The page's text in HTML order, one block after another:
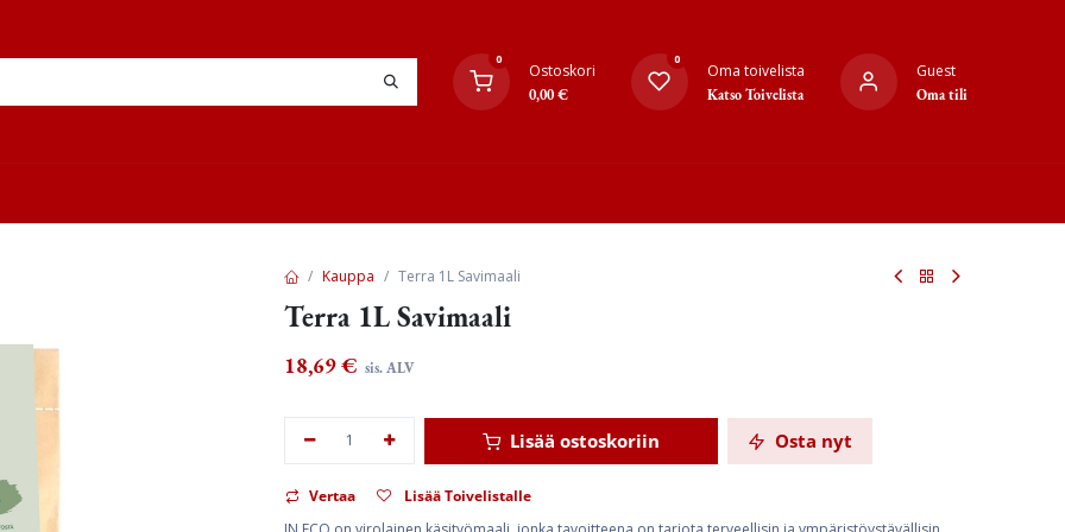
0
Ostoskori
0,00€
0
Oma toivelista
Katso Toivelista
Guest
Oma tili
Kauppa Terra 1L Savimaali
Terra 1L Savimaali
18,69€ sis. ALV
Lisää ostoskoriin Osta nyt
Vertaa
Lisää Toivelistalle